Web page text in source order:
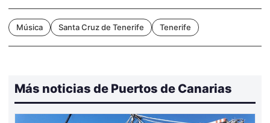
Música Santa Cruz de Tenerife Tenerife
Más noticias de Puertos de Canarias